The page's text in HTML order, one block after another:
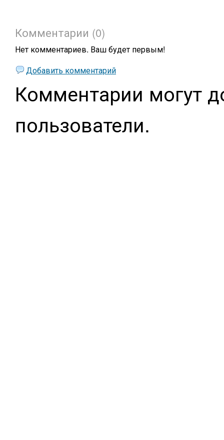
Комментарии (0)
Нет комментариев. Ваш будет первым!
Добавить комментарий
Комментарии могут
пользователи.